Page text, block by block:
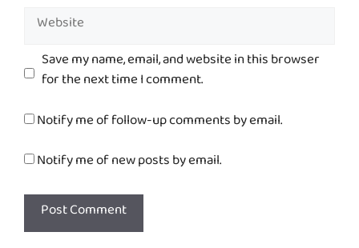
Website
Save my name, email, and website in this browser
for the next time I comment.
Notify me of follow-up comments by email.
Notify me of new posts by email.